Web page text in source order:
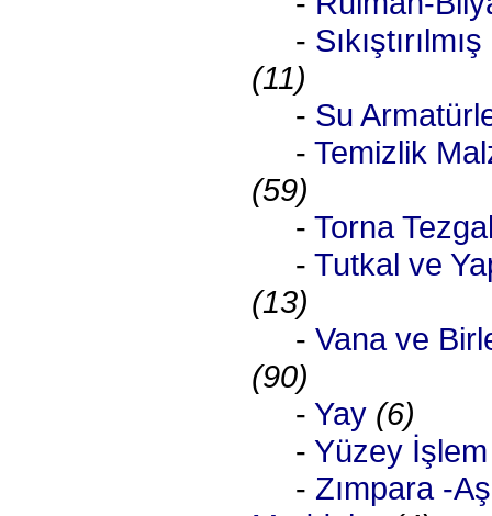
-
(11)
- Su
- Temizlik
(59)
- Torna
- Tutkal ve
(13)
- Vana ve
(90)
- Yay (6)
- Yüzey İşlem
- Zımpara -